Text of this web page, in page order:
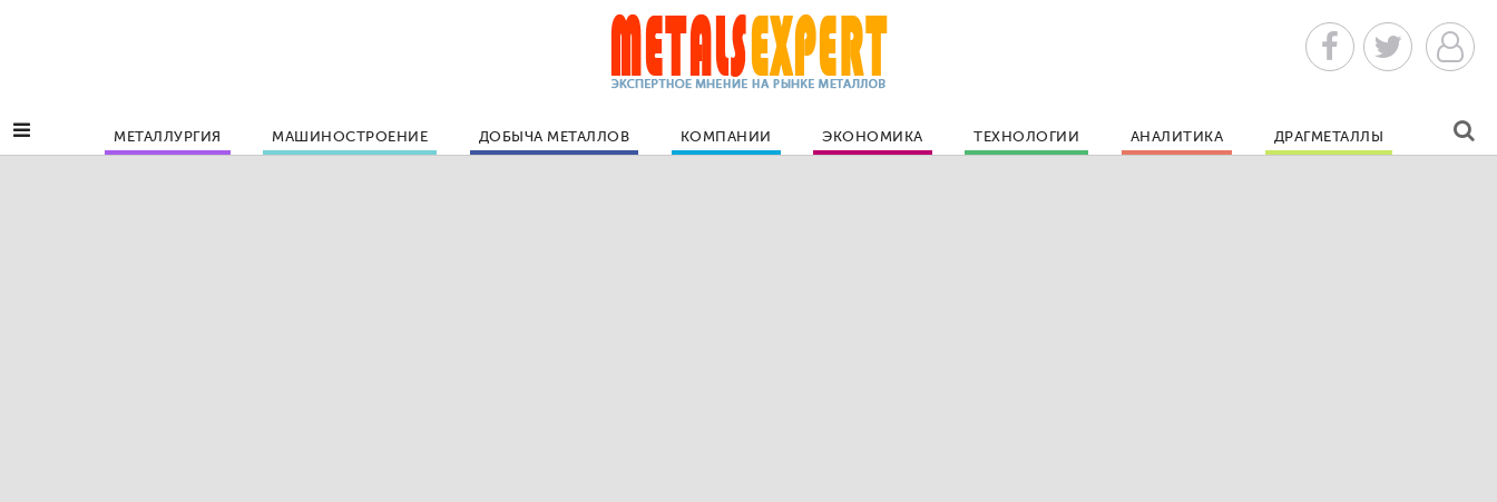
МЕТАЛЛУРГИЯ МАШИНОСТРОЕНИЕ ДОБЫЧА МЕТАЛЛОВ КОМПАНИИ ЭКОНОМИКА ТЕХНОЛОГИИ АНАЛИТИКА ДРАГМЕТАЛЛЫ